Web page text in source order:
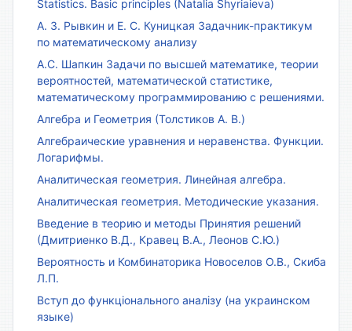
Statistics. Basic principles (Natalia Shyriaieva)
А. З. Рывкин и Е. С. Куницкая Задачник-практикум
по математическому анализу
А.С. Шапкин Задачи по высшей математике, теории
вероятностей, математической статистике,
математическому программированию с решениями.
Алгебра и Геометрия (Толстиков А. В.)
Алгебраические уравнения и неравенства. Функции.
Логарифмы.
Аналитическая геометрия. Линейная алгебра.
Аналитическая геометрия. Методические указания.
Введение в теорию и методы Принятия решений
(Дмитриенко В.Д., Кравец В.А., Леонов С.Ю.)
Вероятность и Комбинаторика Новоселов О.В., Скиба
Л.П.
Вступ до функціонального аналізу (на украинском
языке)